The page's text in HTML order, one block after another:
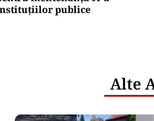
Comisia
Oficiuldestiri.ro